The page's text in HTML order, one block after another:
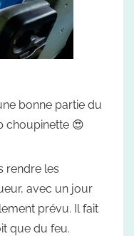
bonne partie du
choupinette 😍
rendre les
avec un jour
prévu. Il fait
que du feu.